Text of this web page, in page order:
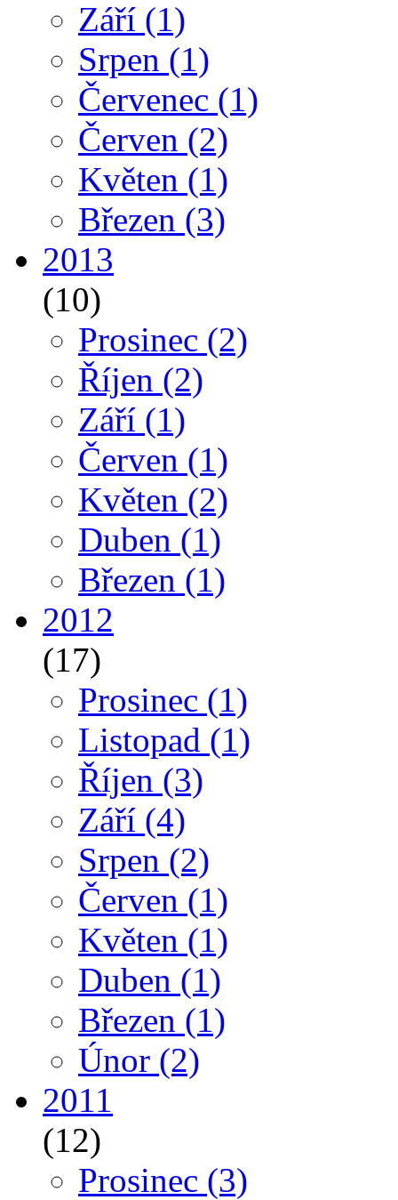
Září (1)
Srpen (1)
Červenec (1)
Červen (2)
Květen (1)
Březen (3)
2013
(10)
Prosinec (2)
Říjen (2)
Září (1)
Červen (1)
Květen (2)
Duben (1)
Březen (1)
2012
(17)
Prosinec (1)
Listopad (1)
Říjen (3)
Září (4)
Srpen (2)
Červen (1)
Květen (1)
Duben (1)
Březen (1)
Únor (2)
2011
(12)
Prosinec (3)